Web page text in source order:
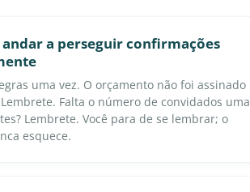
andar a perseguir confirmações
uma vez. O orçamento não foi assinado
Falta o número de convidados uma
Lembrete. Você para de se lembrar; o
esquece.